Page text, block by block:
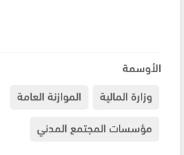
الأوسمة
وزارة المالية
الموازنة العامة
مؤسسات المجتمع المدني